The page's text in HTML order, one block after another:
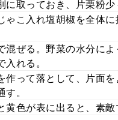
取っておき、片栗粉少
ゃこ入れ塩胡椒を全体
混ぜる。野菜の水分に
れる。
作って落として、片面
。
色が表に出ると、素敵